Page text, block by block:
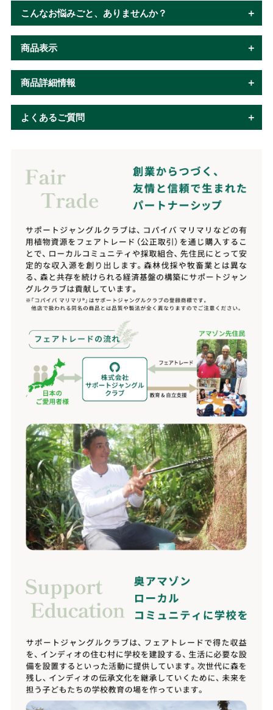
こんなお悩みごと、ありませんか？
商品表示
商品詳細情報
よくあるご質問